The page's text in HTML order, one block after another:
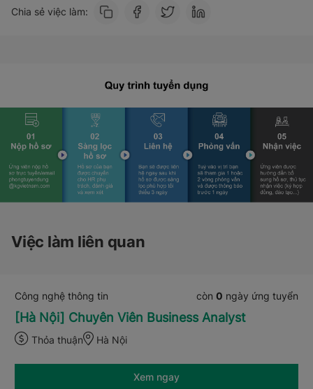
Chia sẻ việc làm:
Việc làm liên quan
Công nghệ thông tin còn 0 ngày ứng tuyển
[Hà Nội] Chuyên Viên Business Analyst
Thỏa thuận Hà Nội
Xem ngay